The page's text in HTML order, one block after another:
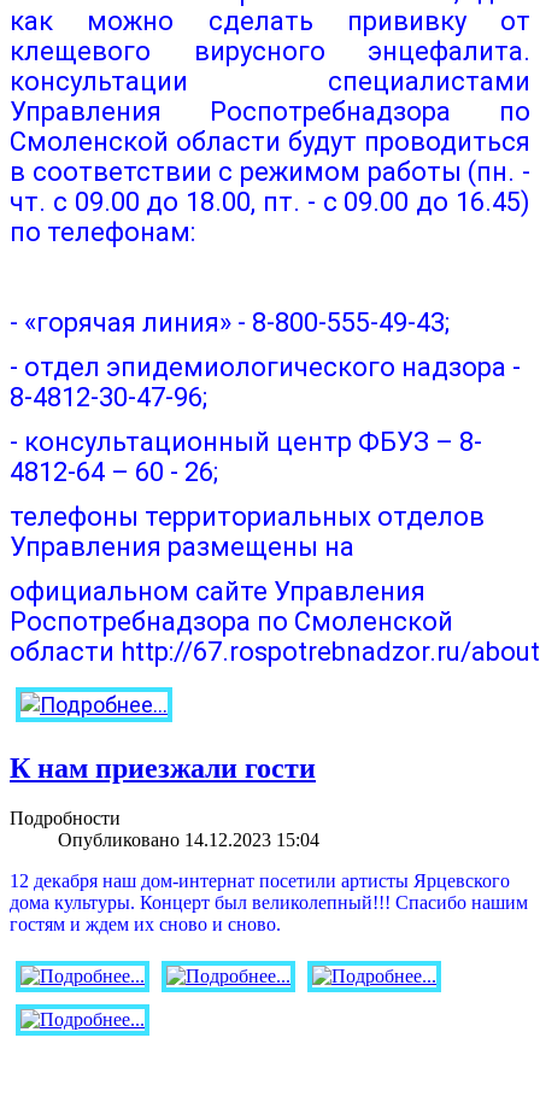
как можно сделать прививку от
клещевого вирусного энцефалита.
консультации специалистами
Управления Роспотребнадзора по
Смоленской области будут проводиться
в соответствии с режимом работы (пн. -
чт. с 09.00 до 18.00, пт. - с 09.00 до 16.45)
по телефонам:
- «горячая линия» - 8-800-555-49-43;
- отдел эпидемиологического надзора -
8-4812-30-47-96;
- консультационный центр ФБУЗ – 8-
4812-64 – 60 - 26;
телефоны территориальных отделов
Управления размещены на
официальном сайте Управления
Роспотребнадзора по Смоленской
области http://67.rospotrebnadzor.ru/
К нам приезжали гости
Подробности
Опубликовано 14.12.2023 15:04
12 декабря наш дом-интернат посетили артисты Ярцевского
дома культуры. Концерт был великолепный!!! Спасибо нашим
гостям и ждем их сново и сново.